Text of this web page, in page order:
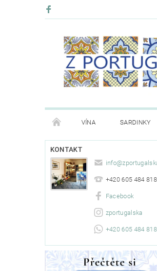
VÍNA SARDINKY
BLOG
KONTAKT
info@
+420 605 484 818
Facebook
zportugalska
+420 605 484 818